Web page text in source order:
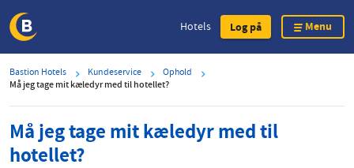
main
content
Hotels Log på Menu
Bastion Hotels Kundeservice
Ophold
Må jeg tage mit kæledyr med til hotellet?
Må jeg tage mit kæledyr med til
hotellet?